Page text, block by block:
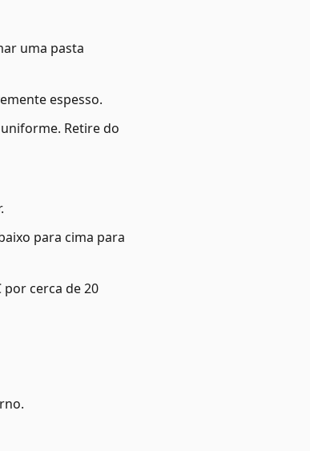
uma pasta
espesso.
Retire do
para cima para
cerca de 20